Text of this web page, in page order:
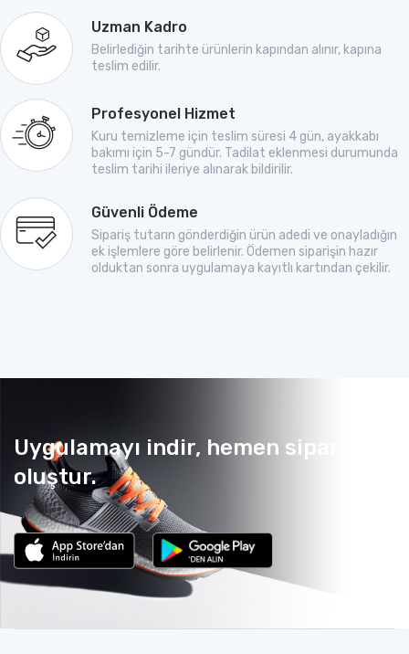
Uzman Kadro
Belirlediğin tarihte ürünlerin kapından alınır, kapına
teslim edilir.
Profesyonel Hizmet
Kuru temizleme için teslim süresi 4 gün, ayakkabı
bakımı için 5-7 gündür. Tadilat eklenmesi durumunda
teslim tarihi ileriye alınarak bildirilir.
Güvenli Ödeme
Sipariş tutarın gönderdiğin ürün adedi ve onayladığın
ek işlemlere göre belirlenir. Ödemen siparişin hazır
olduktan sonra uygulamaya kayıtlı kartından çekilir.
Uygulamayı indir, hemen sipariş
oluştur.